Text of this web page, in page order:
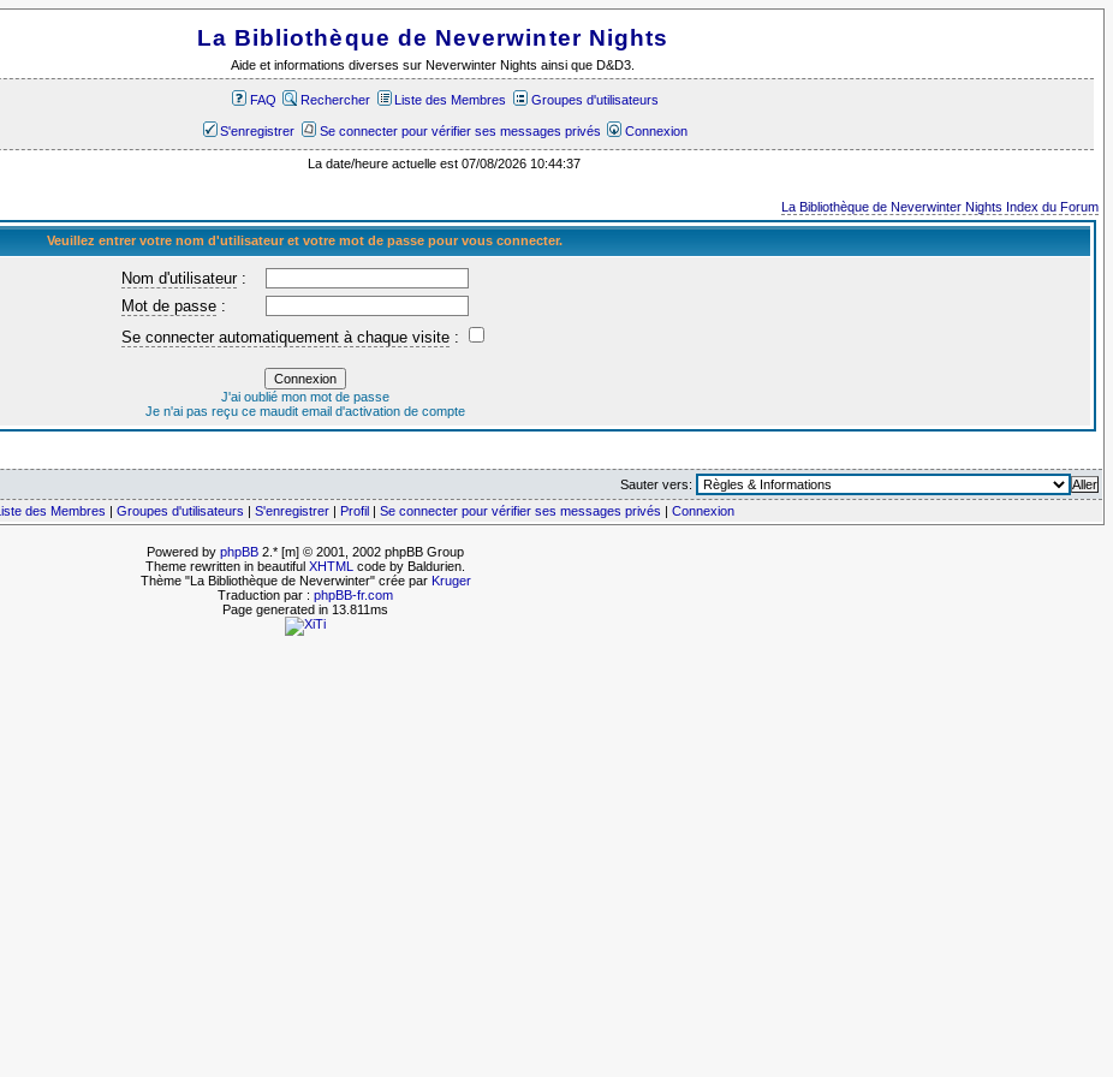
La Bibliothèque de Neverwinter Nights
Aide et informations diverses sur Neverwinter Nights ainsi que D&D3.
FAQ Rechercher Liste des Membres Groupes d'utilisateurs
S'enregistrer Se connecter pour vérifier ses messages privés Connexion
La date/heure actuelle est 07/08/2026 10:44:37
La Bibliothèque de Neverwinter Nights Index du Forum
Veuillez entrer votre nom d'utilisateur et votre mot de passe pour vous connecter.
Nom d'utilisateur:
Mot de passe :
Se connecter automatiquement à chaque visite :
J'ai oublié mon mot de passe
Je n'ai pas reçu ce maudit email d'activation de compte
Sauter vers:
Liste des Membres Groupes d'utilisateurs S'enregistrer Profil Se connecter pour vérifier ses messages privés Connexion
Powered by phpBB 2.* [m] © 2001, 2002 phpBB Group
Theme rewritten in beautiful XHTML code by Baldurien.
Thème "La Bibliothèque de Neverwinter" crée par Kruger
Traduction par : phpBB-fr.com
Page generated in 13.811ms